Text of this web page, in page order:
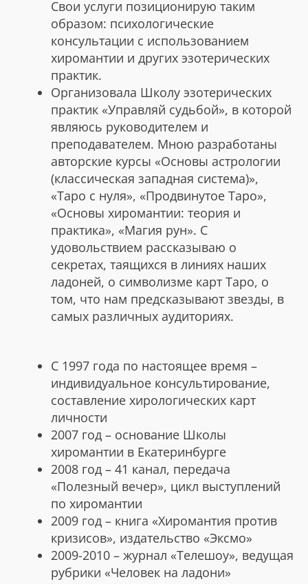
Свои услуги позиционирую таким
образом: психологические
консультации с использованием
хиромантии и других эзотерических
практик.
Организовала Школу эзотерических
практик «Управляй судьбой», в которой
являюсь руководителем и
преподавателем. Мною разработаны
авторские курсы «Основы астрологии
(классическая западная система)»,
«Таро с нуля», «Продвинутое Таро»,
«Основы хиромантии: теория и
практика», «Магия рун». С
удовольствием рассказываю о
секретах, таящихся в линиях наших
ладоней, о символизме карт Таро, о
том, что нам предсказывают звезды, в
самых различных аудиториях.
С 1997 года по настоящее время –
индивидуальное консультирование,
составление хирологических карт
личности
2007 год – основание Школы
хиромантии в Екатеринбурге
2008 год – 41 канал, передача
«Полезный вечер», цикл выступлений
по хиромантии
2009 год – книга «Хиромантия против
кризисов», издательство «Эксмо»
2009-2010 – журнал «Телешоу», ведущая
рубрики «Человек на ладони»